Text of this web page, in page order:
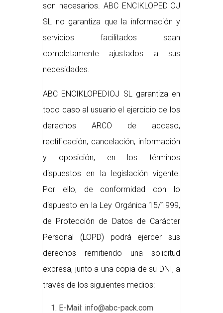
son necesarios. ABC ENCIKLOPEDIOJ
SL no garantiza que la información y
servicios facilitados sean
completamente ajustados a sus
necesidades.
ABC ENCIKLOPEDIOJ SL garantiza en
todo caso al usuario el ejercicio de los
derechos ARCO de acceso,
rectificación, cancelación, información
y oposición, en los términos
dispuestos en la legislación vigente.
Por ello, de conformidad con lo
dispuesto en la Ley Orgánica 15/1999,
de Protección de Datos de Carácter
Personal (LOPD) podrá ejercer sus
derechos remitiendo una solicitud
expresa, junto a una copia de su DNI, a
través de los siguientes medios:
E-Mail: info@abc-pack.com